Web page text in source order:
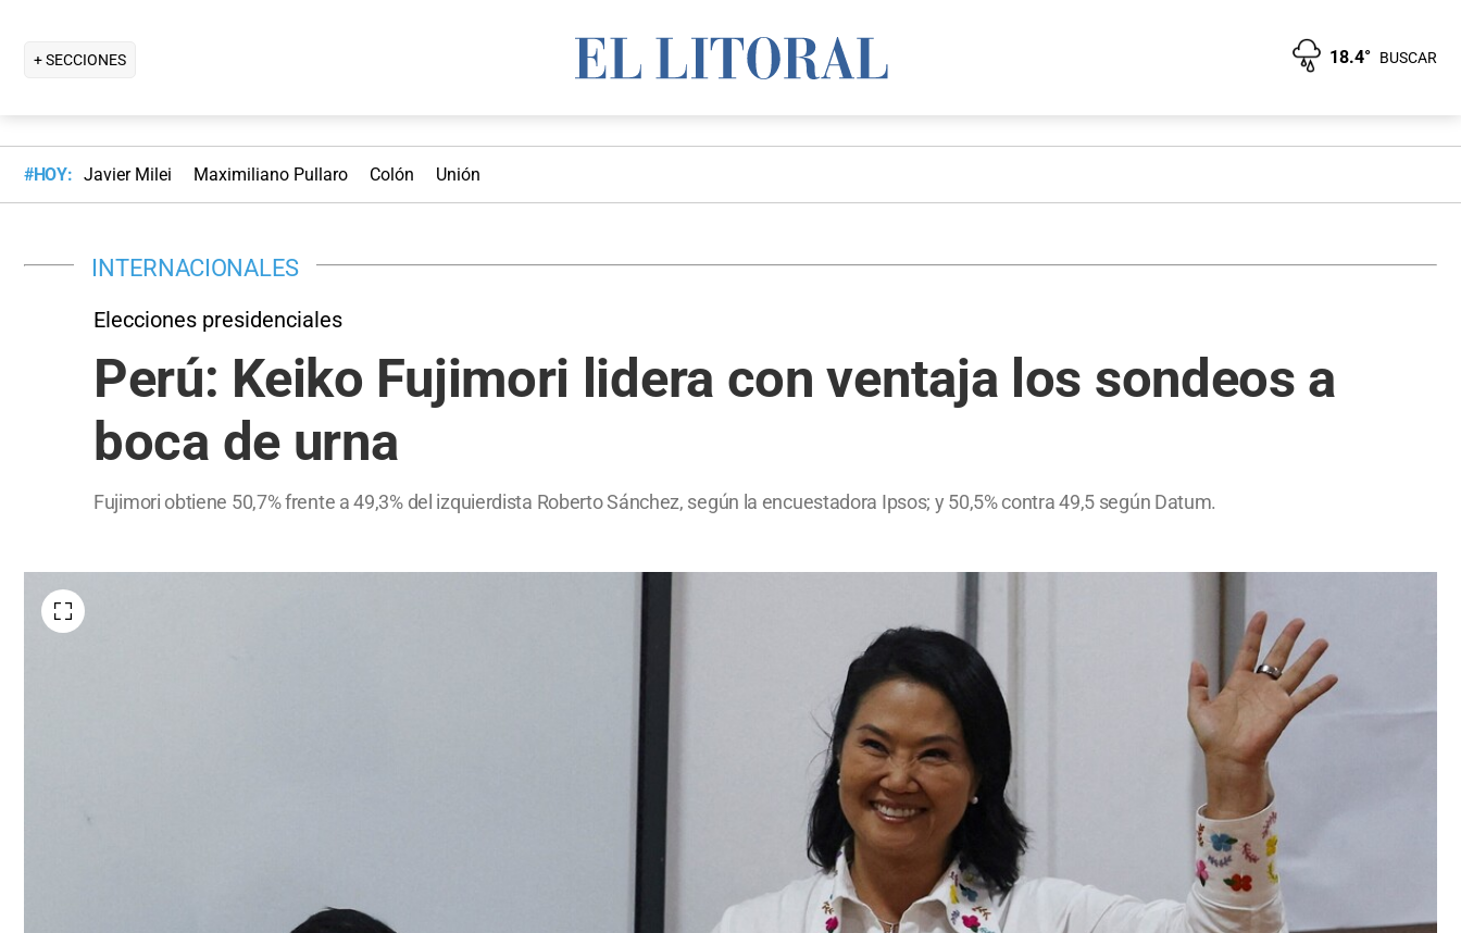
+ SECCIONES 18.4° BUSCAR
#HOY: Javier Milei Maximiliano Pullaro Colón Unión
INTERNACIONALES
Elecciones presidenciales
Perú: Keiko Fujimori lidera con ventaja los sondeos a
boca de urna
Fujimori obtiene 50,7% frente a 49,3% del izquierdista Roberto Sánchez, según la encuestadora Ipsos; y 50,5% contra 49,5 según Datum.